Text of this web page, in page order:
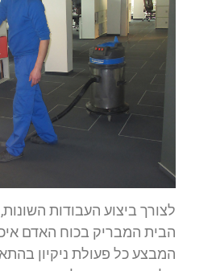
לצורך ביצוע העבודות
הבית המבריק בכוח האדם
המבצע כל פעולת ניקיון